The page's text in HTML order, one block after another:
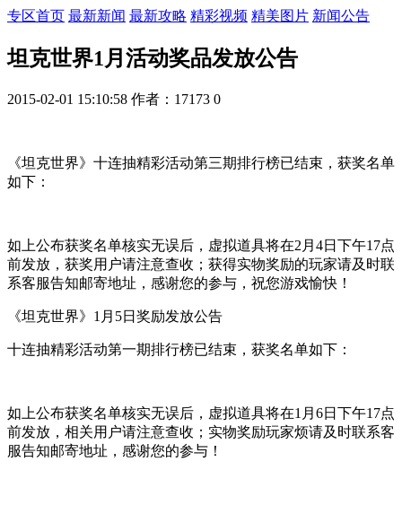
专区首页 最新新闻 最新攻略 精彩视频 精美图片 新闻公告
坦克世界1月活动奖品发放公告
2015-02-01 15:10:58 作者：17173 0
《坦克世界》十连抽精彩活动第三期排行榜已结束，获奖名单
如下：
如上公布获奖名单核实无误后，虚拟道具将在2月4日下午17点
前发放，获奖用户请注意查收；获得实物奖励的玩家请及时联
系客服告知邮寄地址，感谢您的参与，祝您游戏愉快！
《坦克世界》1月5日奖励发放公告
十连抽精彩活动第一期排行榜已结束，获奖名单如下：
如上公布获奖名单核实无误后，虚拟道具将在1月6日下午17点
前发放，相关用户请注意查收；实物奖励玩家烦请及时联系客
服告知邮寄地址，感谢您的参与！